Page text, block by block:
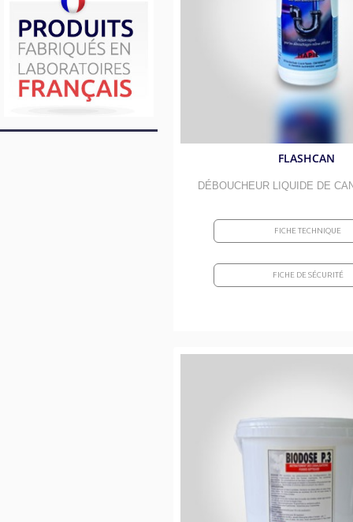
FLASHCAN
DÉBOUCHEUR LIQUIDE DE
FICHE TECHNIQUE
FICHE DE SÉCURITÉ